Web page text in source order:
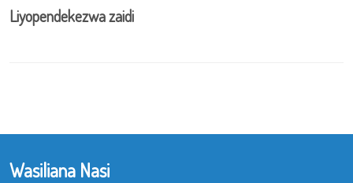
Liyopendekezwa zaidi
Wasiliana Nasi